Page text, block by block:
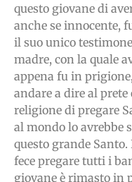
questo giovane di
anche se innocente,
il suo unico
madre, con la quale
appena fu in
andare a dire al
religione di pregare
al mondo lo avrebbe
questo grande
fece pregare tutti i
giovane è rimasto in